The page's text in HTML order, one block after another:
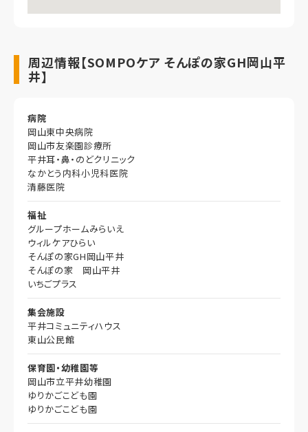
周辺情報【SOMPOケア そんぽの家GH岡山平
井】
病院
岡山東中央病院
岡山市友楽園診療所
平井耳・鼻・のどクリニック
なかとう内科小児科医院
清藤医院
福祉
グループホームみらいえ
ウィルケアひらい
そんぽの家GH岡山平井
そんぽの家 岡山平井
いちごプラス
集会施設
平井コミュニティハウス
東山公民館
保育園・幼稚園等
岡山市立平井幼稚園
ゆりかごこども園
ゆりかごこども園